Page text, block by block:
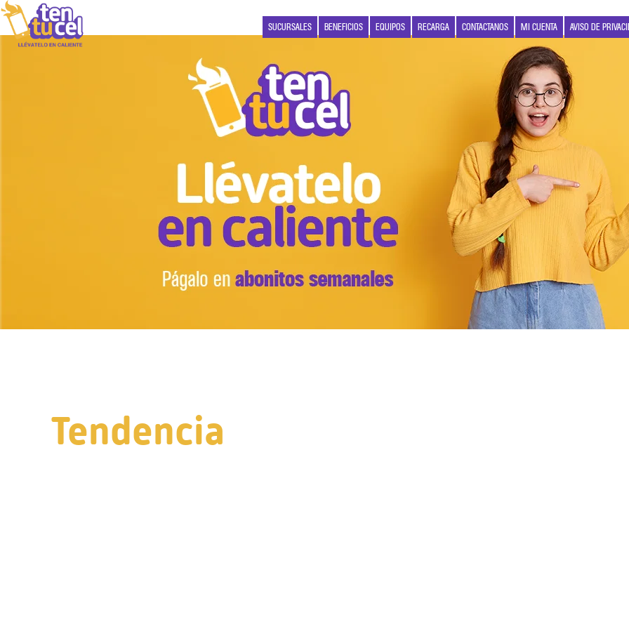
SUCURSALES BENEFICIOS EQUIPOS RECARGA CONTACTANOS MI CUENTA AVISO DE
Tendencia